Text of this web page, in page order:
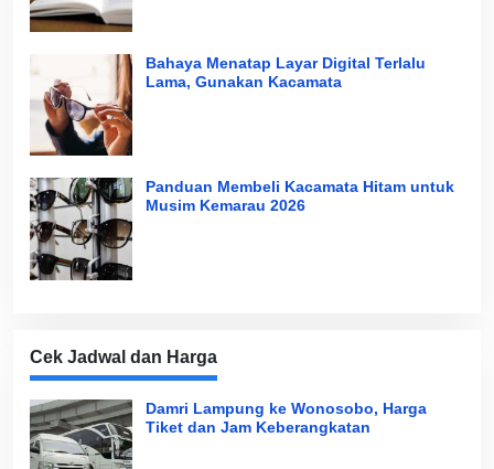
Bahaya Menatap Layar Digital Terlalu
Lama, Gunakan Kacamata
Panduan Membeli Kacamata Hitam untuk
Musim Kemarau 2026
Cek Jadwal dan Harga
Damri Lampung ke Wonosobo, Harga
Tiket dan Jam Keberangkatan